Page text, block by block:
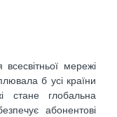
мережі
б усі країни
стане глобальна
абонентові